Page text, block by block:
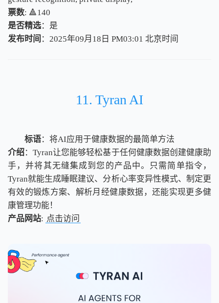
票数: 🔺140
是否精选：是
发布时间 ：2025年09月18日 PM03:01 北京时间
北京时间
11. Tyran AI
标语：将AI应用于健康数据的最简单方法
介绍：Tyran让您能够轻松基于任何健康数据创建健康助
手，并将其无缝集成到您的产品中。只需简单指令，
Tyran就能生成睡眠建议、分析心率变异性模式、制定更
有效的锻炼方案、解析月经健康数据，还能实现更多健
康管理功能！
产品网站: 点击访问